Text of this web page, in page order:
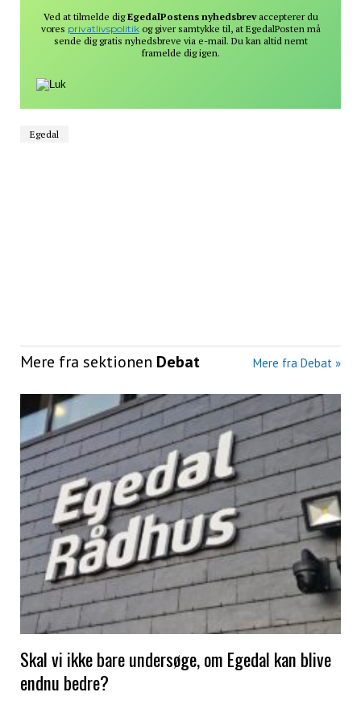
Ved at tilmelde digEgedalPostens nyhedsbrevaccepterer du
vores privatlivspolitikog giver samtykke til, at EgedalPosten må
sende dig gratis nyhedsbreve via e-mail. Du kan altid nemt
framelde dig igen.
Egedal
Mere fra sektionen Debat Mere fra Debat »
Skal vi ikke bare undersøge, om Egedal kan blive
endnu bedre?